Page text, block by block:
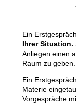
Ein
Ihrer Situation.
Anliegen einen
Raum zu geben.
Ein
Materie
Vorgespräche